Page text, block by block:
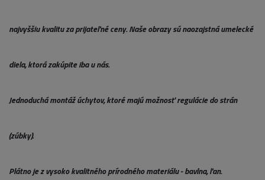
najvyššiu kvalitu za prijateľné ceny. Naše obrazy sú naozajstná umelecké
diela, ktorá zakúpite iba u nás.
Jednoduchá montáž úchytov, ktoré majú možnosť regulácie do strán
(zúbky).
Plátno je z vysoko kvalitného prírodného materiálu - bavlna, ľan.